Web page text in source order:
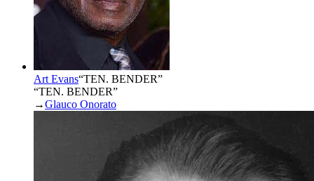
Art Evans“TEN. BENDER”
“TEN. BENDER”
→Glauco Onorato